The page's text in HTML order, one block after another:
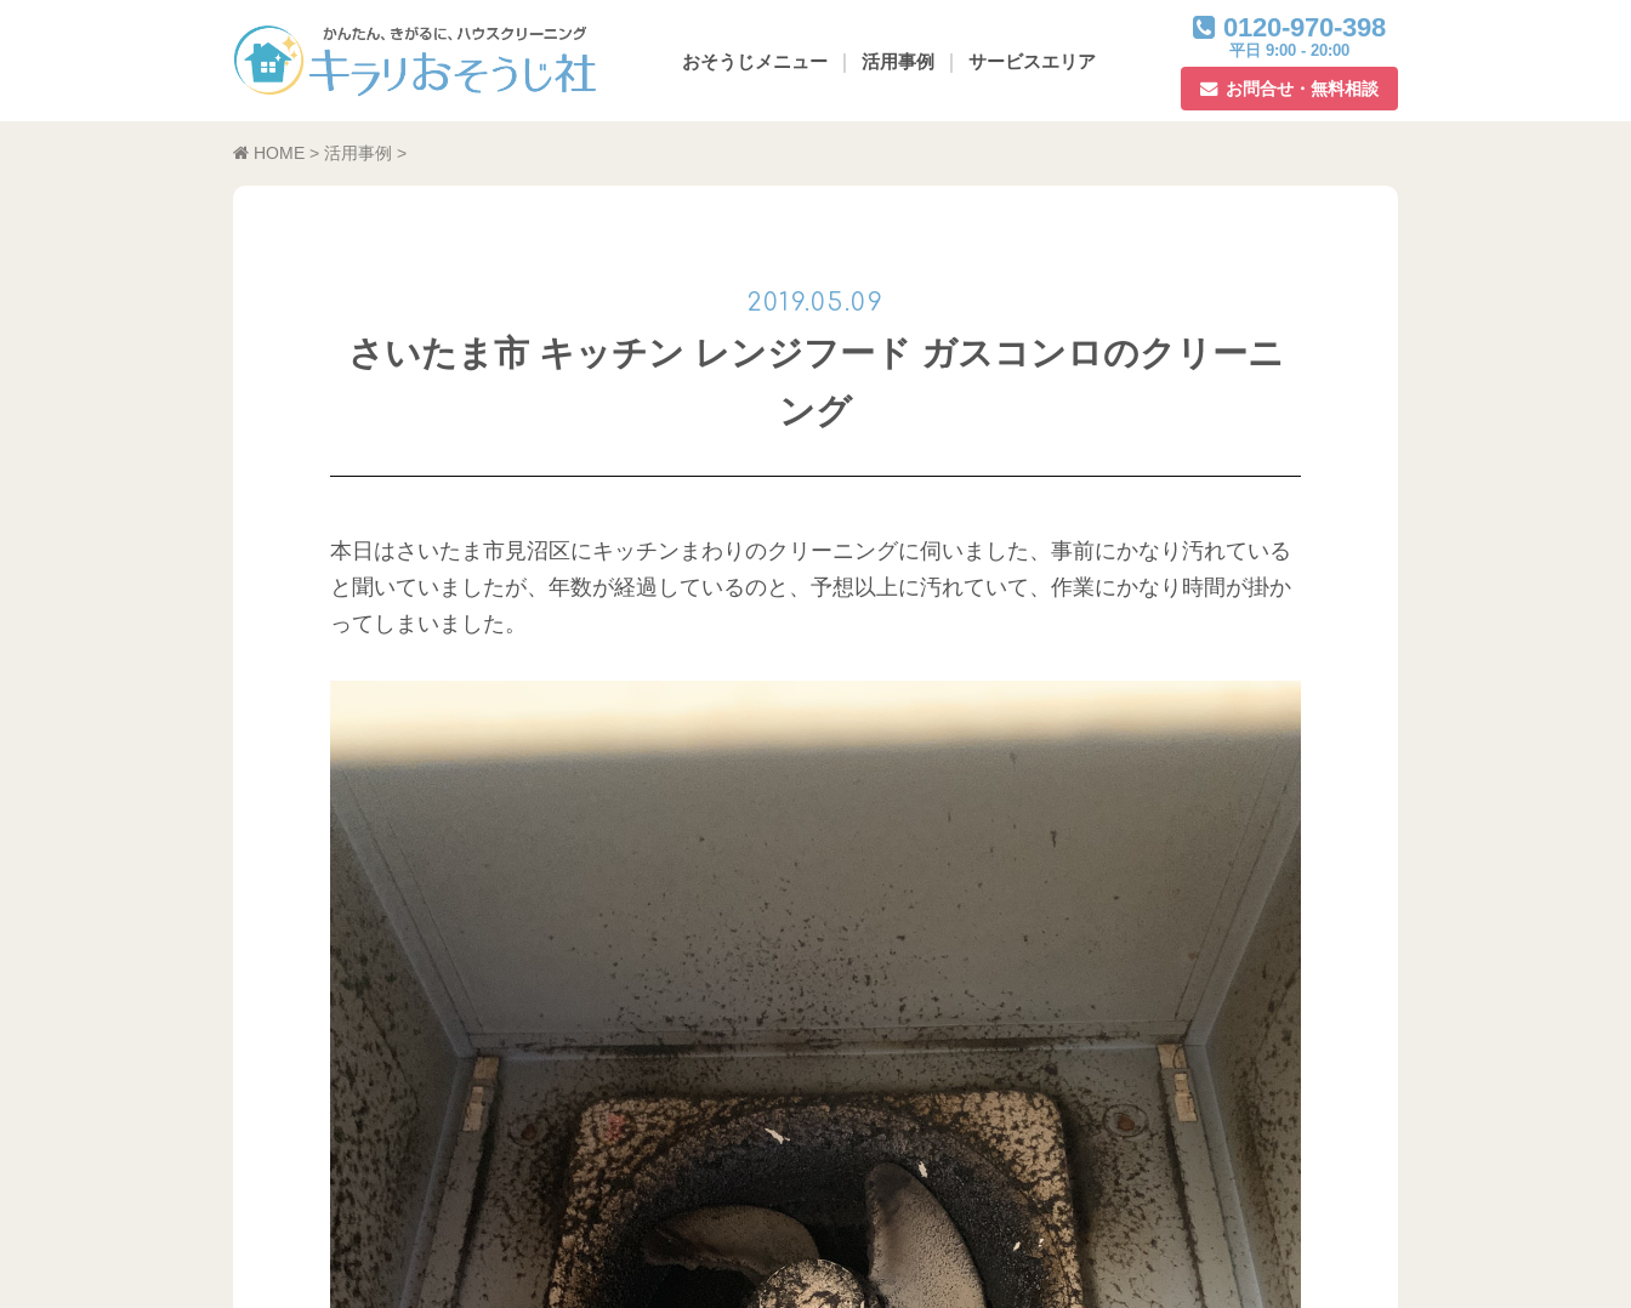
おそうじメニュー 活用事例 サービスエリア
0120-970-398
平日 9:00 - 20:00
お問合せ・無料相談
HOME > 活用事例 >
さいたま市 キッチン レンジフード ガスコンロのクリーニ
ング
本日はさいたま市見沼区にキッチンまわりのクリーニングに伺いました、事前にかなり汚れている
と聞いていましたが、年数が経過しているのと、予想以上に汚れていて、作業にかなり時間が掛か
ってしまいました。